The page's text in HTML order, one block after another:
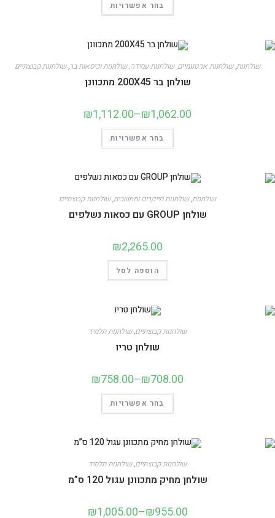
בחר אפשרויות
שולחנות,שולחנות ארגונומיים, שולחנות עמידה, שולחנות וכיסאות בר,שולחנות קבוצתיים
שולחן בר 200X45 מתכוונן
₪1,062.00
–
₪1,112.00
בחר אפשרויות
שולחנות,שולחנות מייקרים ומחשבים,שולחנות קבוצתיים
שולחן GROUP עם כסאות נשלפים
₪2,265.00
הוספה לסל
שולחנות קבוצתיים,שולחנות תלמיד
שולחן טריו
₪708.00
–
₪758.00
בחר אפשרויות
שולחנות קבוצתיים,שולחנות תלמיד
שולחן מחיק מתכוונן עגול 120 ס”מ
₪955.00
–
₪1,005.00